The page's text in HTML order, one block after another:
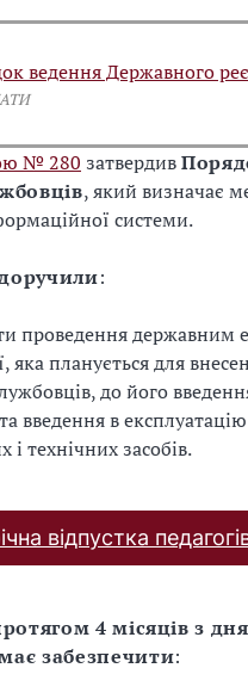
ведення Державного
№ 280 затвердив
, який визначає
системи.
:
проведення державним
яка планується для
до його
введення в
і технічних засобів.
відпустка
4 місяців з
забезпечити: